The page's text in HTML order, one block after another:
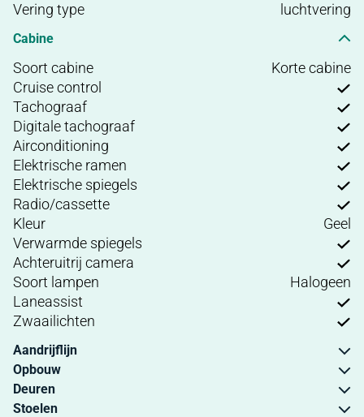
Vering type luchtvering
Cabine
Soort cabine
Korte cabine
Cruise control
Tachograaf
Digitale tachograaf
Airconditioning
Elektrische ramen
Elektrische spiegels
Radio/cassette
Kleur
Geel
Verwarmde spiegels
Achteruitrij camera
Soort lampen
Halogeen
Laneassist
Zwaailichten
Aandrijflijn
Opbouw
Deuren
Stoelen